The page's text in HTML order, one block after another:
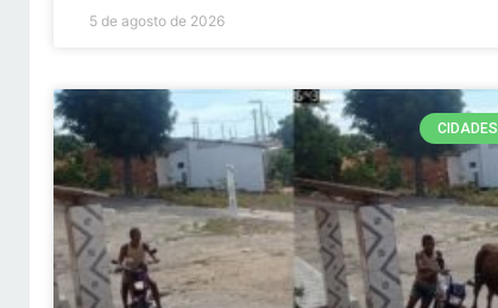
5 de agosto de 2026
CIDADES